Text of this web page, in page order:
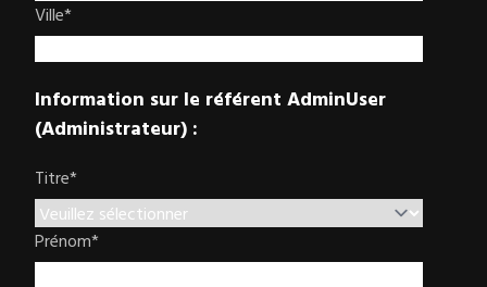
Ville*
Information sur le référent AdminUser
(Administrateur) :
Titre*
Prénom*